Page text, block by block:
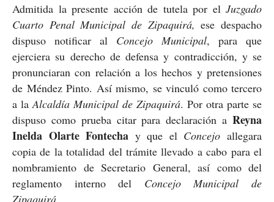
Admitida la presente acción de tutela por el Juzgado
Cuarto Penal Municipal de Zipaquirá, ese despacho
dispuso notificar al Concejo Municipal, para que
ejerciera su derecho de defensa y contradicción, y se
pronunciaran con relación a los hechos y pretensiones
de Méndez Pinto. Así mismo, se vinculó como tercero
a la Alcaldía Municipal de Zipaquirá. Por otra parte se
dispuso como prueba citar para declaración a Reyna
Inelda Olarte Fontecha y que el Concejo allegara
copia de la totalidad del trámite llevado a cabo para el
nombramiento de Secretario General, así como del
reglamento interno del Concejo Municipal de
Zipaquirá